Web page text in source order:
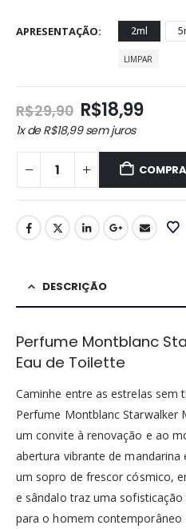
APRESENTAÇÃO 2ml
LIMPAR
R$29,90 O
preço
original
era:
R$29,90.
R$18,99O
é:
1x deR$18,99sem juros
DESCRIÇÃO
Perfume Montblanc
Eau de Toilette
Caminhe entre as estrelas sem
Perfume Montblanc Starwalker
um convite à renovação e ao
abertura vibrante de
um sopro de frescor cósmico,
e sândalo traz uma
para o homem contemporâneo